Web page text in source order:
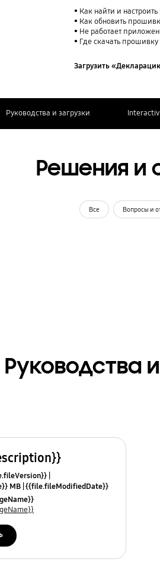
Как найти и
Как обновить
Не работает
Где скачать
Загрузить
Руководства и загрузки
Решения и
Все Вопросы и
Руководства
MB {{file.fileModifiedDate}}